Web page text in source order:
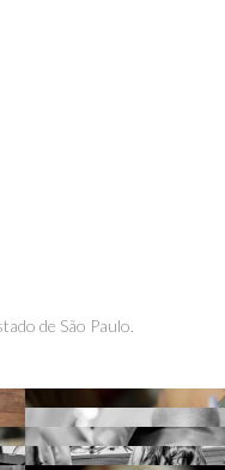
de São Paulo.